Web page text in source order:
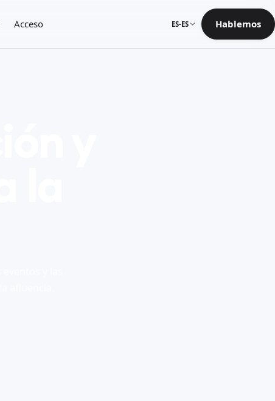
Acceso ES-ES Hablemos